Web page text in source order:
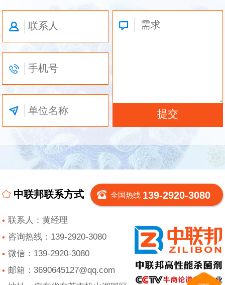
中联邦联系方式 全国热线 139-2920-3080
联系人：黄经理
咨询热线：139-2920-3080
微信：139-2920-3080
邮箱：3690645127@qq.com